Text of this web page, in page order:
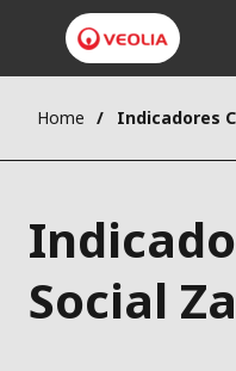
Home
Social